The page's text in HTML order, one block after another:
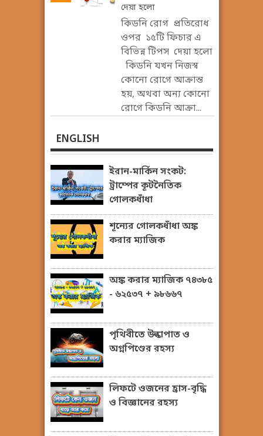
দেয়া হলো
কিডনি রোগ প্রতিরোধ
ওপর ১৫টি ফিচার এ
বিভিন্ন টিপস দেয়া হলো
কিডনি যখন নিজস্ব
কোনো রোগে আক্রান্ত
হয়, অথবা অন্য কোনো
রোগে কিডনি আক্রা...
ENGLISH
ইরান-মার্কিন সংকট:
ট্রাম্পের কূটনৈতিক
গোলকধাঁধা
শূন্যের গোলকধাঁধা অঙ্ক
করার ম্যাজিক
অঙ্ক করার ম্যাজিক ৭৪৩৮৫
- ৬২৫৩৭ + ৯৮৬৬৭
পৃথিবীতে উল্কাপাত ও
অগ্নপিণ্ডের রহস্য
লিফটে ওজনের হ্রাস-বৃদ্ধি
ও বিজ্ঞানের রহস্য